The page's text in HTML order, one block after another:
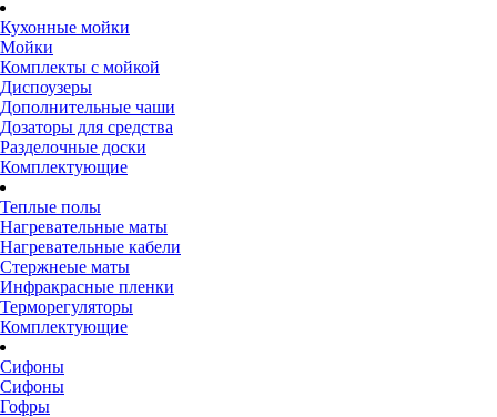
Кухонные мойки
Мойки
Комплекты с мойкой
Диспоузеры
Дополнительные чаши
Дозаторы для средства
Разделочные доски
Комплектующие
Теплые полы
Нагревательные маты
Нагревательные кабели
Стержнеые маты
Инфракрасные пленки
Терморегуляторы
Комплектующие
Сифоны
Сифоны
Гофры